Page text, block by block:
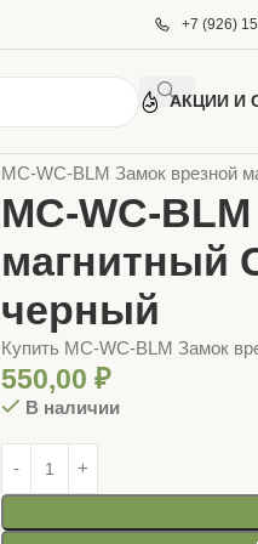
+7 (926)
АКЦИИ И
MC-WC-BLM Замок врезной
MC-WC-
магнитный
черный
Купить MC-WC-BLM Замок
550,00₽
В наличии